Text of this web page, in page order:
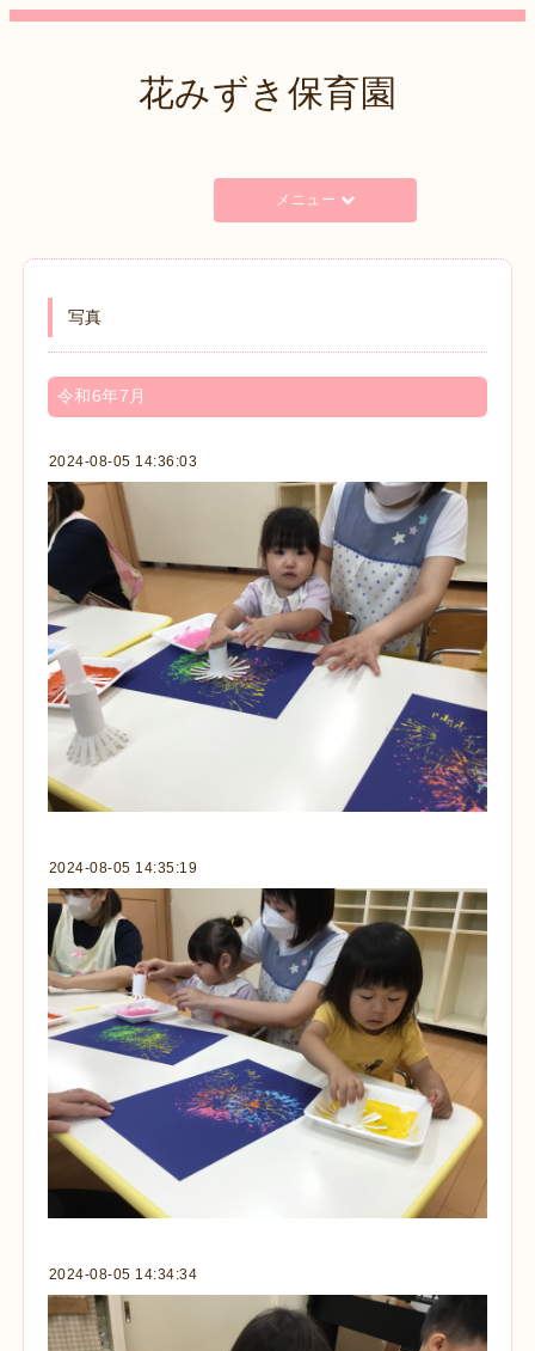
花みずき保育園
メニュー
写真
令和6年7月
2024-08-05 14:36:03
2024-08-05 14:35:19
2024-08-05 14:34:34